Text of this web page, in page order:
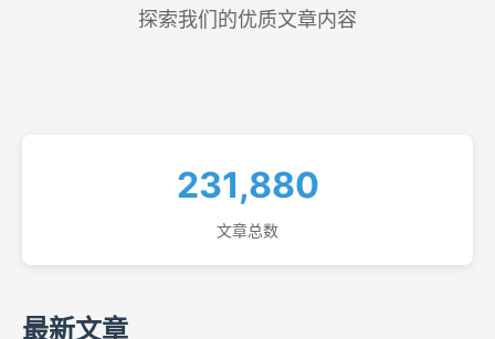
探索我们的优质文章内容
231,880
文章总数
最新文章